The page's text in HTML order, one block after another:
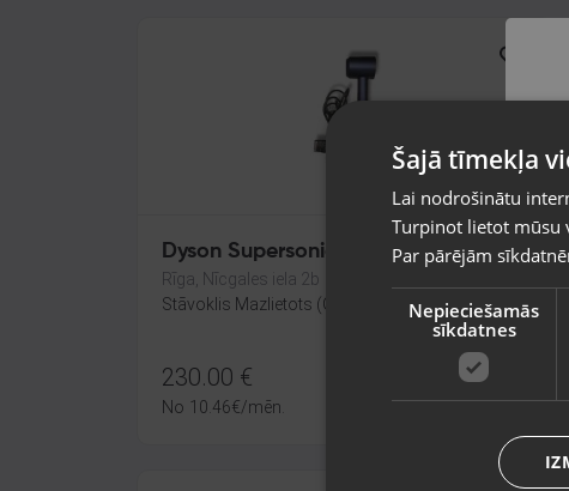
Dyson Supersonic HD07
Rīga, Nīcgales iela 2b
Stāvoklis Mazlietots (Garantija 12 mēneši)
230.00 €
No 10.46€/mēn.
Šajā tīmekļa
Lai nodrošinātu
Turpinot lietot mūsu
Par pārējām
Nepieciešamās
sīkdatnes